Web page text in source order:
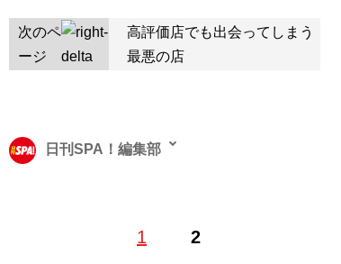
次のペ
ージ
高評価店でも出会ってしまう
最悪の店
1 2
日刊SPA！編集部